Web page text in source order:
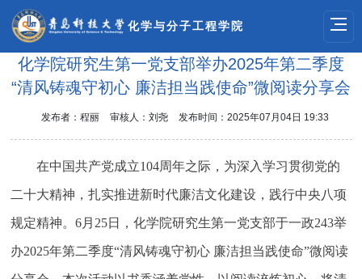
化学与分子工程学院
化学院研究生第一党支部举办2025年第二季度
“清风铸魂守初心 廉洁担当践使命”微阅读分享会
发布者：程丽 审核人：刘尧 发布时间：2025年07月04日 19:33
在中国共产党成立104周年之际，为深入学习贯彻党的
二十大精神，扎实推进新时代廉洁文化建设，践行中央八项
规定精神。6月25日，化学院研究生第一党支部于一政243举
办2025年第二季度“清风铸魂守初心 廉洁担当践使命”微阅读